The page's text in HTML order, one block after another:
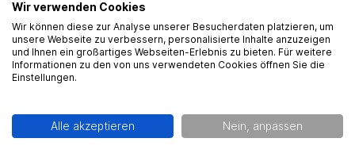
Wir verwenden Cookies
Wir können diese zur Analyse unserer Besucherdaten platzieren, um
unsere Webseite zu verbessern, personalisierte Inhalte anzuzeigen
und Ihnen ein großartiges Webseiten-Erlebnis zu bieten. Für weitere
Informationen zu den von uns verwendeten Cookies öffnen Sie die
Einstellungen.
Alle akzeptieren Nein, anpassen